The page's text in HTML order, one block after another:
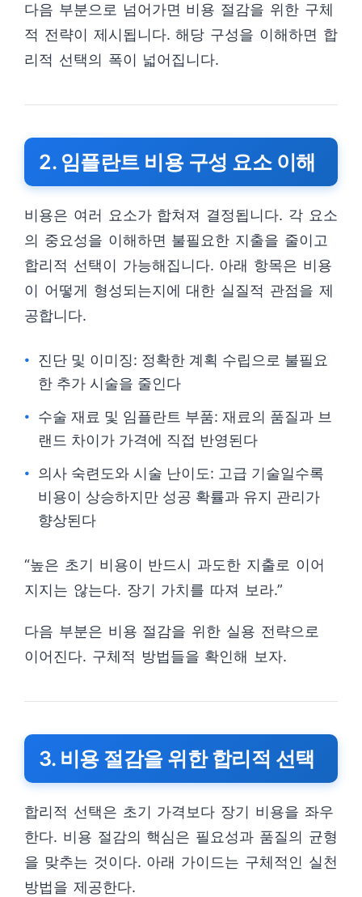
다음 부분으로 넘어가면 비용 절감을 위한 구체
적 전략이 제시됩니다. 해당 구성을 이해하면 합
리적 선택의 폭이 넓어집니다.
2. 임플란트 비용 구성 요소 이해
비용은 여러 요소가 합쳐져 결정됩니다. 각 요소
의 중요성을 이해하면 불필요한 지출을 줄이고
합리적 선택이 가능해집니다. 아래 항목은 비용
이 어떻게 형성되는지에 대한 실질적 관점을 제
공합니다.
진단 및 이미징: 정확한 계획 수립으로 불필요
한 추가 시술을 줄인다
수술 재료 및 임플란트 부품: 재료의 품질과 브
랜드 차이가 가격에 직접 반영된다
의사 숙련도와 시술 난이도: 고급 기술일수록
비용이 상승하지만 성공 확률과 유지 관리가
향상된다
“높은 초기 비용이 반드시 과도한 지출로 이어
지지는 않는다. 장기 가치를 따져 보라.”
다음 부분은 비용 절감을 위한 실용 전략으로
이어진다. 구체적 방법들을 확인해 보자.
3. 비용 절감을 위한 합리적 선택
합리적 선택은 초기 가격보다 장기 비용을 좌우
한다. 비용 절감의 핵심은 필요성과 품질의 균형
을 맞추는 것이다. 아래 가이드는 구체적인 실천
방법을 제공한다.